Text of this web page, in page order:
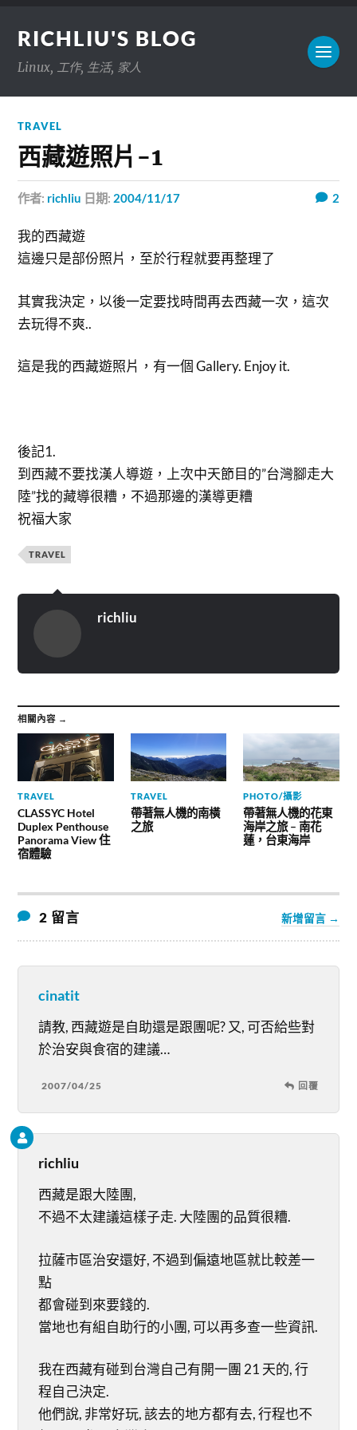
RICHLIU'S BLOG
Linux, 工作, 生活, 家人
TRAVEL
西藏遊照片-1
作者: richliu 日期: 2004/11/17 2
我的西藏遊
這邊只是部份照片，至於行程就要再整理了
其實我決定，以後一定要找時間再去西藏一次，這次
去玩得不爽..
這是我的西藏遊照片，有一個 Gallery. Enjoy it.
後記1.
到西藏不要找漢人導遊，上次中天節目的”台灣腳走大
陸”找的藏導很糟，不過那邊的漢導更糟
祝福大家
TRAVEL
richliu
相關內容 →
TRAVEL
CLASSYC Hotel
Duplex Penthouse
Panorama View 住
宿體驗
TRAVEL
帶著無人機的南橫
之旅
PHOTO/攝影
帶著無人機的花東
海岸之旅 – 南花
蓮，台東海岸
2 留言 新增留言 →
cinatit
請教, 西藏遊是自助還是跟團呢? 又, 可否給些對
於治安與食宿的建議…
2007/04/25 回覆
richliu
西藏是跟大陸團,
不過不太建議這樣子走. 大陸團的品質很糟.
拉薩市區治安還好, 不過到偏遠地區就比較差一
點
都會碰到來要錢的.
當地也有組自助行的小團, 可以再多查一些資訊.
我在西藏有碰到台灣自己有開一團 21 天的, 行
程自己決定.
他們說, 非常好玩, 該去的地方都有去, 行程也不